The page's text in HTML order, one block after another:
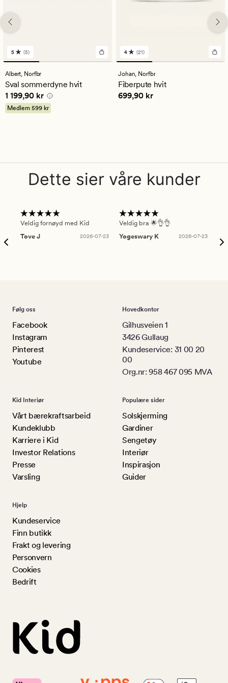
5
anmeldelser
med
en
gjennomsnittlig
vurdering
på
5
5 (5)
Albert, Norfbr
Sval sommerdyne hvit
Pris 1 199,90 kr
1 199,90 kr
Medlem 599 kr
21
anmeldelser
med
en
gjennomsnittlig
vurdering
4 (21)
Johan, Norfbr
Fiberpute hvit
Pris 699,90 kr
699,90 kr
Dette sier våre kunder
Veldig fornøyd med Kid
Tove J
2026-07-23
Veldig bra 🌟👌👌
Yogeswary K
2026-07-23
Følg oss
Facebook
Instagram
Pinterest
Youtube
Hovedkontor
Gilhusveien 1
3426 Gullaug
Kundeservice: 31 00 20
00
Org.nr: 958 467 095 MVA
Kid Interiør
Vårt bærekraftsarbeid
Kundeklubb
Karriere i Kid
Investor Relations
Presse
Varsling
Populære sider
Solskjerming
Gardiner
Sengetøy
Interiør
Inspirasjon
Guider
Hjelp
Kundeservice
Finn butikk
Frakt og levering
Personvern
Cookies
Bedrift